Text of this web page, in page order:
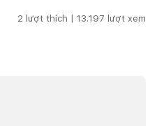
2 lượt thích | 13.197 lượt xem